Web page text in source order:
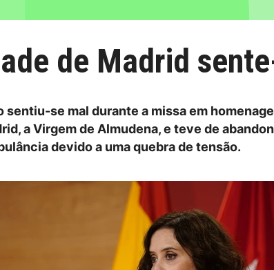
de Madrid
sentiu-se mal durante a missa em
a Virgem de Almudena, e teve de
devido a uma quebra de tensão.